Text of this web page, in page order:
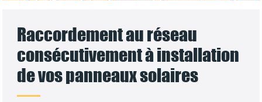
Raccordement au réseau
consécutivement à installation
de vos panneaux solaires